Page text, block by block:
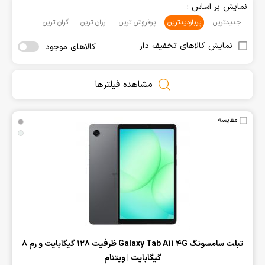
نمایش بر اساس :
جدیدترین پربازدیدترین پرفروش ترین ارزان ترین گران ترین
نمایش کالاهای تخفیف دار کالاهای موجود
مشاهده فیلترها
مقایسه
تبلت سامسونگ Galaxy Tab A11 4G ظرفیت 128 گیگابایت و رم 8
گیگابایت | ویتنام